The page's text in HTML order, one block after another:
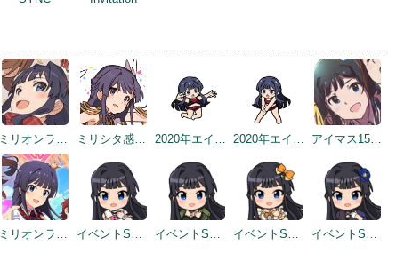
ミリオンライブ7周年記念イラスト（トップ画面） ミリシタ感謝祭2019～2020 2020年エイプリルフールネタ 2020年エイプリルフールネタ アイマス15周年記念
ミリオンライブ10周年記念トップ画面 イベントSD #7 イベントSD #10 イベントSD #370 イベントSD #379